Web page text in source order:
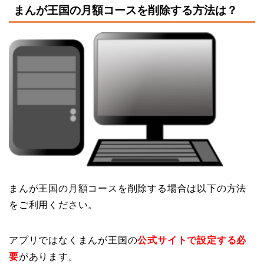
まんが王国の月額コースを削除する方法は？
まんが王国の月額コースを削除する場合は以下の方法
をご利用ください。
アプリではなくまんが王国の公式サイトで設定する必
要があります。